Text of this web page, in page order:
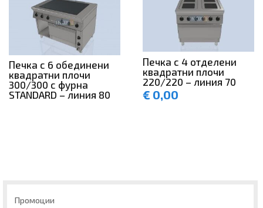
Печка с 6 обединени
квадратни плочи
300/300 с фурна
STANDARD – линия 80
Печка с 4 отделени
квадратни плочи
220/220 – линия 70
€ 0,00
Промоции